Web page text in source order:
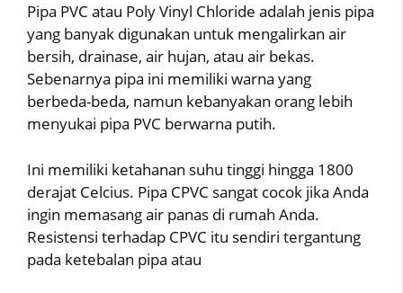
Pipa PVC atau Poly Vinyl Chloride adalah jenis pipa
yang banyak digunakan untuk mengalirkan air
bersih, drainase, air hujan, atau air bekas.
Sebenarnya pipa ini memiliki warna yang
berbeda-beda, namun kebanyakan orang lebih
menyukai pipa PVC berwarna putih.
Ini memiliki ketahanan suhu tinggi hingga 1800
derajat Celcius. Pipa CPVC sangat cocok jika Anda
ingin memasang air panas di rumah Anda.
Resistensi terhadap CPVC itu sendiri tergantung
pada ketebalan pipa atau